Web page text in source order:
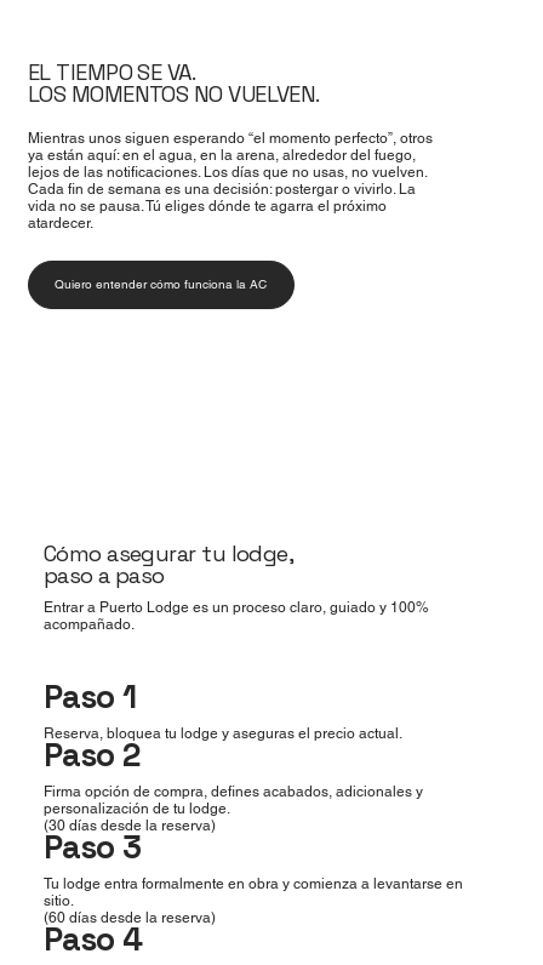
EL TIEMPO SE VA.
LOS MOMENTOS NO VUELVEN.
Mientras unos siguen esperando “el momento perfecto”, otros
ya están aquí: en el agua, en la arena, alrededor del fuego,
lejos de las notificaciones. Los días que no usas, no vuelven.
Cada fin de semana es una decisión: postergar o vivirlo. La
vida no se pausa. Tú eliges dónde te agarra el próximo
atardecer.
Quiero entender cómo funciona la AC
Cómo asegurar tu lodge,
paso a paso
Entrar a Puerto Lodge es un proceso claro, guiado y 100%
acompañado.
Paso 1
Reserva, bloquea tu lodge y aseguras el precio actual.
Paso 2
Firma opción de compra, defines acabados, adicionales y
personalización de tu lodge.
(30 días desde la reserva)
Paso 3
Tu lodge entra formalmente en obra y comienza a levantarse en
sitio.
(60 días desde la reserva)
Paso 4